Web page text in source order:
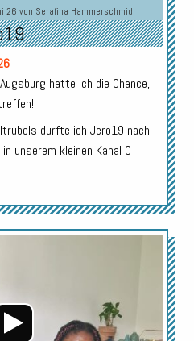
26 von Serafina Hammerschmid
hatte ich die Chance,
durfte ich Jero19 nach
unserem kleinen Kanal C
Audio-
Player